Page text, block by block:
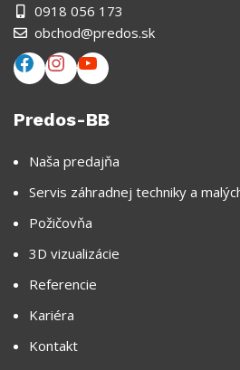
0918 056 173
obchod@predos.sk
Predos-BB
Naša predajňa
Servis záhradnej techniky a
Požičovňa
3D vizualizácie
Referencie
Kariéra
Kontakt